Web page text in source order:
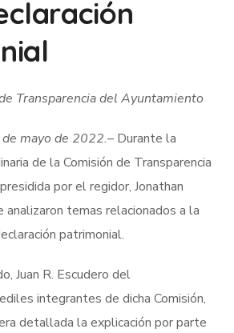
Transparencia del Ayuntamiento
mayo de 2022.– Durante la
de la Comisión de Transparencia
por el regidor, Jonathan
analizaron temas relacionados a la
patrimonial.
Juan R. Escudero del
integrantes de dicha Comisión,
detallada la explicación por parte